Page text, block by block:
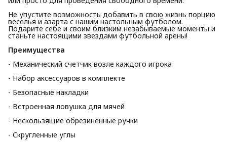
Не упустите возможность добавить в свою жизнь порцию
веселья и азарта с нашим настольным футболом.
Подарите себе и своим близким незабываемые моменты и
станьте настоящими звездами футбольной арены!
Преимущества
- Механический счетчик возле каждого игрока
- Набор аксессуаров в комплекте
- Безопасные накладки
- Встроенная ловушка для мячей
- Нескользящие обрезиненные ручки
- Скругленные углы